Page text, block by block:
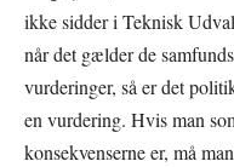
ikke sidder i Teknisk
når det gælder de
vurderinger, så er det
en vurdering. Hvis man
konsekvenserne er, må